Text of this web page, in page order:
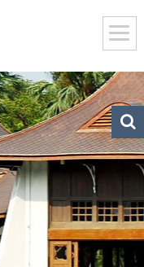
文
化
資
搜
尋